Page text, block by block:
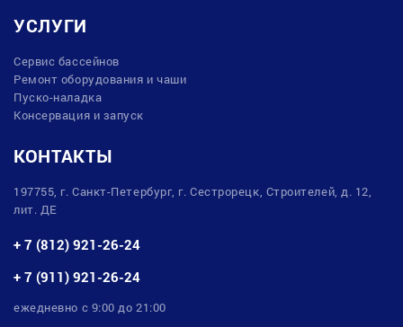
УСЛУГИ
Сервис бассейнов
Ремонт оборудования и чаши
Пуско-наладка
Консервация и запуск
КОНТАКТЫ
197755, г. Санкт-Петербург, г. Сестрорецк, Строителей, д. 12,
лит. ДЕ
+ 7 (812) 921-26-24
+ 7 (911) 921-26-24
ежедневно с 9:00 до 21:00